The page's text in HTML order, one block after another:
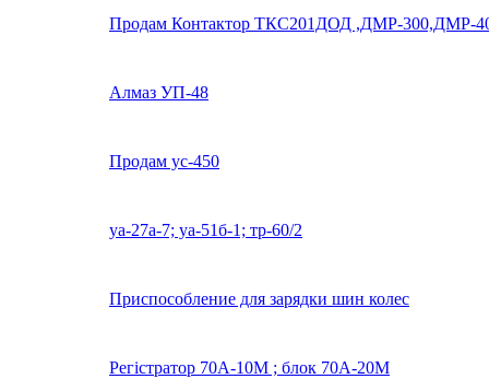
Продам Контактор ТКС201ДОД ,ДМР-300,ДМР-
Алмаз УП-48
Продам ус-450
уа-27а-7; уа-51б-1; тр-60/2
Приспособление для зарядки шин колес
Регістратор 70А-10М ; блок 70А-20М